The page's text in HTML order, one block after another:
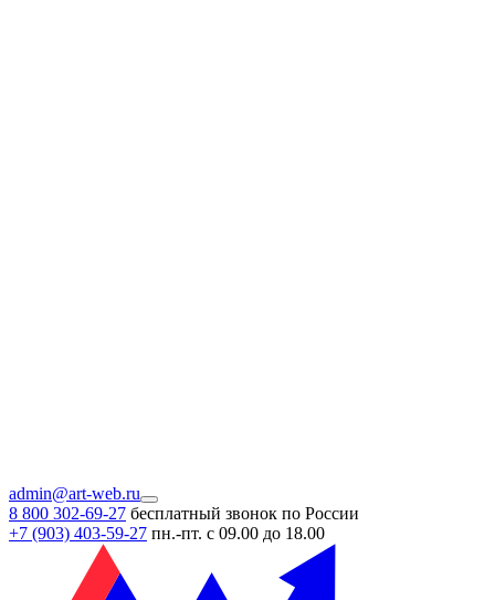
admin@art-web.ru
8 800 302-69-27 бесплатный звонок по России
+7 (903) 403-59-27 пн.-пт. с 09.00 до 18.00